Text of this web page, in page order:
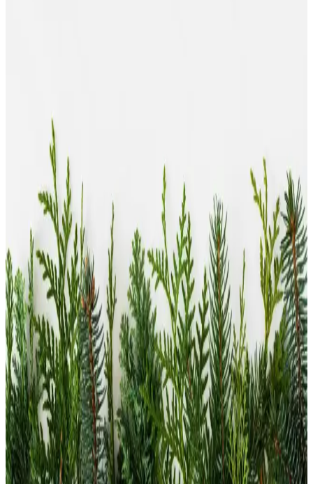
Nuxe Merveillance Serisi: Yaşlanma Karşıtı ve
Sıkılaştırıcı Cilt Bakım Ürünleri
Nuxe Merveillance serisi, yaşlanma karşıtı ve cilt sıkılaştırıcı
özellikleriyle, doğal içeriklerle formüle edilmiş, cilt elastikiyetini
artıran ve kırışıklıkları azaltan ürünler sunar.
Nuxe Body Eau Délassante Parfumante 100 ml
Hafif ve Ferahlatıcı Yazlık Vücut Spreyi
Nuxe Body Eau Délassante, hafif yapısıyla ferahlatıcı ve yazlık bir
koku sunar. Günlük kullanım kolaylığı sağlar ve doğal, etkileyici bir
aroma ile tazelik sağlar.
Nuxe Huile Prodigieuse Floral ve Neroli
Karşılaştırması: Hangi Yağ Sizin İçin Daha Uygun
Nuxe Huile Prodigieuse Floral ve Neroli ürünlerini karşılaştırıyoruz.
Her iki yağın özellikleri, koku, kullanım alanları ve kullanıcı
yorumlarıyla en uygun seçeneği belirlemenize yardımcı oluyor.
Nuxe Kuru Yağlar: Çok Amaçlı Kullanımı ve
Faydalarıyla Güzellik Rutininizi Zenginleştirin
Nuxe kuru yağlar, doğal içerikleri ve çok yönlü kullanımıyla cilt ve
saç bakımında hafif ve etkili sonuçlar sağlar. Günlük rutininize
ekleyerek doğal güzelliğinizi koruyabilirsiniz.